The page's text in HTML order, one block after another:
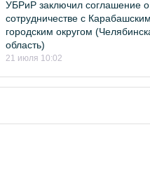
УБРиР заключил соглашение о
сотрудничестве с Карабашским
городским округом
область)
21 июля 10:02